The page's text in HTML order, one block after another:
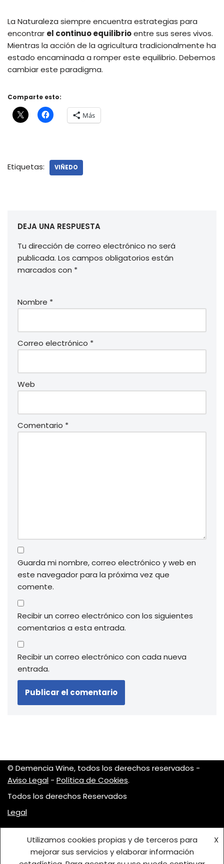
La Naturaleza siempre encuentra estrategias para
encontrar el continuo equilibrioentre sus seres vivos.
Mientras la acción de la agricultura tradicionalmente ha
estado encaminada a romper este equilibrio. Debemos
cambiar este paradigma.
Comparte esto:
Más
Etiquetas: VIÑEDO
DEJA UNA RESPUESTA
Tu dirección de correo electrónico no será
publicada. Los campos obligatorios están
marcados con *
Nombre *
Correo electrónico *
Web
Comentario *
Guarda mi nombre, correo electrónico y web en
este navegador para la próxima vez que
comente.
Recibir un correo electrónico con los siguientes
comentarios a esta entrada.
Recibir un correo electrónico con cada nueva
entrada.
© Demencia Wine, todos los derechos reservados -
Aviso Legal - Política de Cookies.
Todos los derechos Reservados
Legal
Utilizamos cookies propias y de terceros para
mejorar sus servicios y elaborar información
X